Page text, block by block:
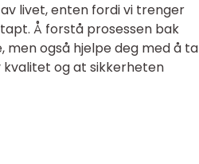
livet, enten fordi vi trenger
Å forstå prosessen bak
men også hjelpe deg med å ta
og at sikkerheten